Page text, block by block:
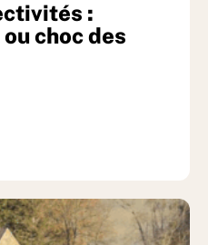
:
choc des